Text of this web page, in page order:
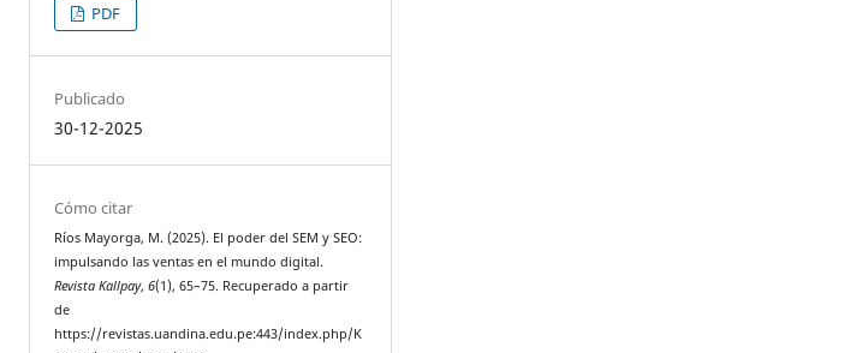
PDF
Publicado
30-12-2025
Cómo citar
Ríos Mayorga, M. (2025). El poder del SEM y SEO:
impulsando las ventas en el mundo digital.
Revista Kallpay,6(1), 65–75. Recuperado a partir
de
https://revistas.uandina.edu.pe:443/index.php/K